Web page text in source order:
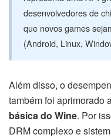
desenvolvedores de
que novos games
(Android, Linux,
Além disso, o
também foi aprimorado
básica do Wine. Por
DRM complexo e